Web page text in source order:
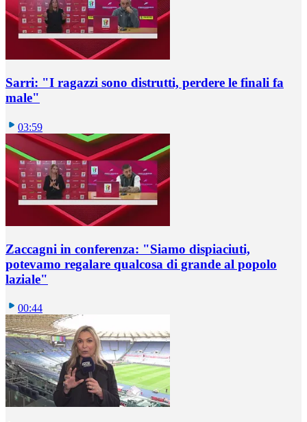
Sarri: "I ragazzi sono distrutti, perdere le finali fa
male"
03:59
Zaccagni in conferenza: "Siamo dispiaciuti,
potevamo regalare qualcosa di grande al popolo
laziale"
00:44